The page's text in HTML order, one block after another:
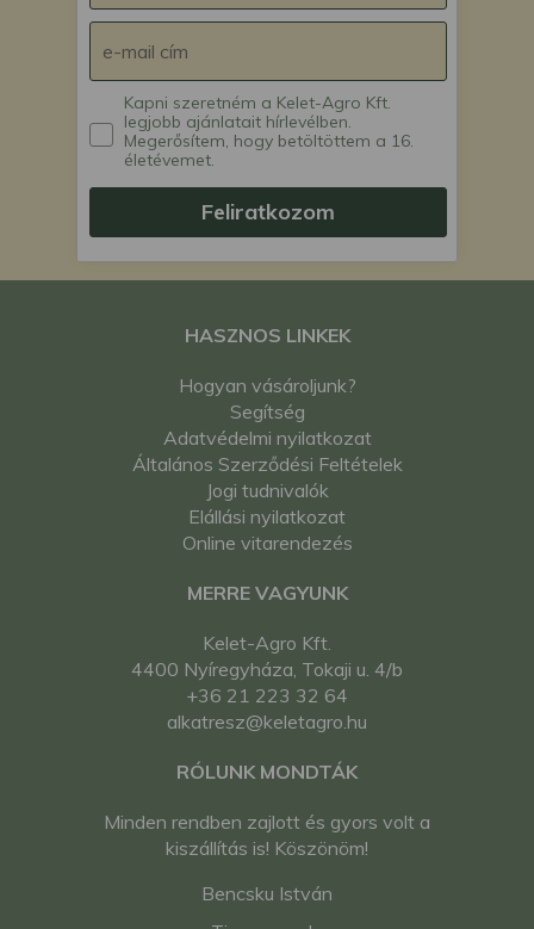
Kapni szeretném a Kelet-Agro Kft.
legjobb ajánlatait hírlevélben.
Megerősítem, hogy betöltöttem a 16.
életévemet.
Feliratkozom
HASZNOS LINKEK
Hogyan vásároljunk?
Segítség
Adatvédelmi nyilatkozat
Általános Szerződési Feltételek
Jogi tudnivalók
Elállási nyilatkozat
Online vitarendezés
MERRE VAGYUNK
Kelet-Agro Kft.
4400 Nyíregyháza, Tokaji u. 4/b
+36 21 223 32 64
alkatresz@keletagro.hu
RÓLUNK MONDTÁK
Minden rendben zajlott és gyors volt a
kiszállítás is! Köszönöm!
Bencsku István